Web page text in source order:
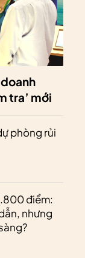
tra’ mới
phòng rủi
điểm:
nhưng